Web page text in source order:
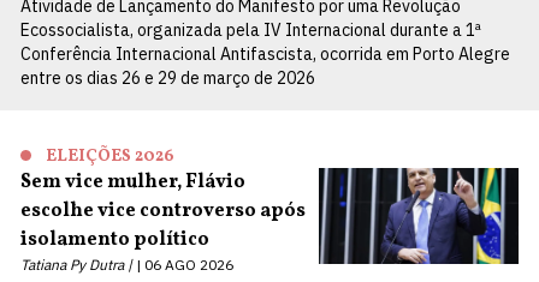
Atividade de Lançamento do Manifesto por uma Revolução
Ecossocialista, organizada pela IV Internacional durante a 1ª
Conferência Internacional Antifascista, ocorrida em Porto Alegre
entre os dias 26 e 29 de março de 2026
ELEIÇÕES 2026
Sem vice mulher, Flávio
escolhe vice controverso após
isolamento político
Tatiana Py Dutra | 06 AGO 2026